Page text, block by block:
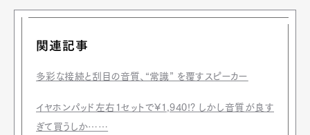
関連記事
多彩な接続と刮目の音質、“常識” を覆すスピーカー
イヤホンパッド左右1セットで¥1,940!? しかし音質が良す
ぎて買うしか……